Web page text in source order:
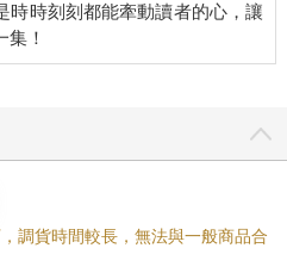
時時刻刻都能牽動讀者的心，讓
調貨時間較長，無法與一般商品合